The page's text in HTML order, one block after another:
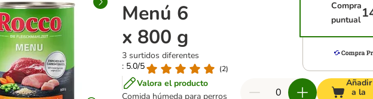
Menú 6
x 800 g
3 surtidos diferentes
: 5.0/5
(2)
Valora el producto
Comida húmeda para perros
Compra
puntual
Añadir
a la